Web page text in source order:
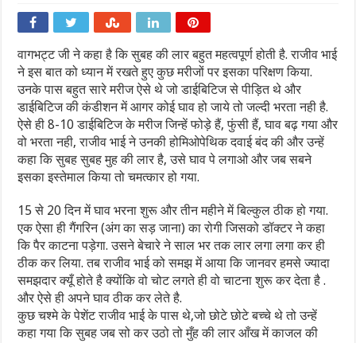
वागभट्ट जी ने कहा है कि सुबह की लार बहुत महत्वपूर्ण होती है. राजीव भाई
ने इस बात को ध्यान में रखते हुए कुछ मरीजों पर इसका परिक्षण किया.
उनके पास बहुत सारे मरीज ऐसे थे जो डाईबिटिज से पीड़ित थे और
डाईबिटिज की कंडीशन में आगर कोई घाव हो जाये तो जल्दी भरता नही है.
ऐसे ही 8-10 डाईबिटिज के मरीज जिन्हें फोड़े हैं, फुंसी हैं, घाव बढ़ गया और
वो भरता नही, राजीव भाई ने उनकी होमिओपेथिक दवाई बंद की और उन्हें
कहा कि सुबह सुबह मुह की लार है, उसे घाव पे लगाओ और जब सबने
इसका इस्तेमाल किया तो चमत्कार हो गया.
15 से 20 दिन में घाव भरना शुरू और तीन महीने में बिल्कुल ठीक हो गया.
एक ऐसा ही गैंगरिन (अंग का सड़ जाना) का रोगी जिसको डॉक्टर ने कहा
कि पैर काटना पड़ेगा. उसने बेचारे ने साल भर तक लार लगा लगा कर ही
ठीक कर लिया. तब राजीव भाई को समझ में आया कि जानवर हमसे ज्यादा
समझदार क्यूँ होते है क्योंकि वो चोट लगते ही वो चाटना शुरू कर देता है .
और ऐसे ही अपने घाव ठीक कर लेते है.
कुछ चश्मे के पेशेंट राजीव भाई के पास थे,जो छोटे छोटे बच्चे थे तो उन्हें
कहा गया कि सुबह जब सो कर उठो तो मुँह की लार आँख में काजल की